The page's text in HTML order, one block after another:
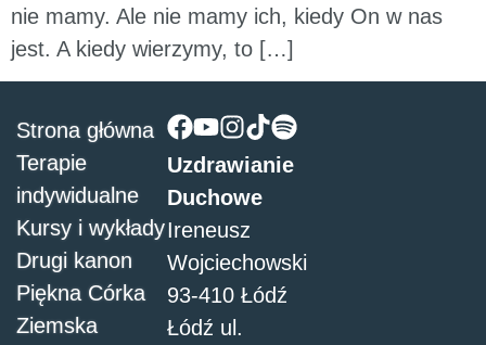
nie mamy. Ale nie mamy ich, kiedy On w nas
jest. A kiedy wierzymy, to […]
Uzdrawianie
Duchowe
Ireneusz
Wojciechowski
93-410 Łódź
Łódź ul.
Strona główna
Terapie
indywidualne
Kursy i wykłady
Drugi kanon
Piękna Córka
Ziemska